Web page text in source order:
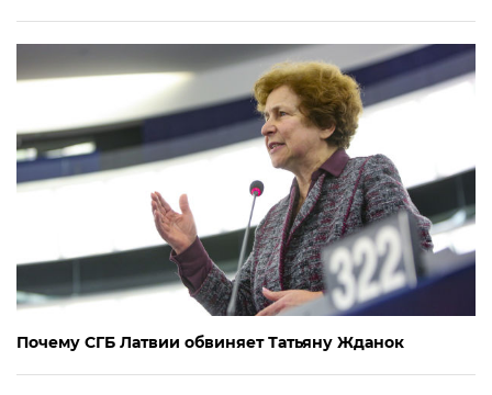
Почему СГБ Латвии обвиняет Татьяну Жданок